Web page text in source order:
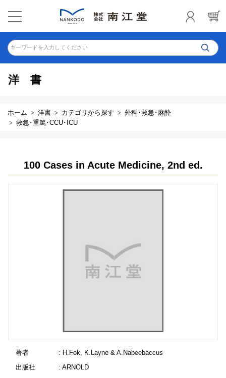
キーワードを入力してください
洋書
ホーム 洋書 カテゴリから探す
外科･救急･麻酔
救急･重篤･CCU･ICU
100 Cases in Acute Medicine, 2nd ed.
著者
: H.Fok, K.Layne & A.Nabeebaccus
出版社
: ARNOLD